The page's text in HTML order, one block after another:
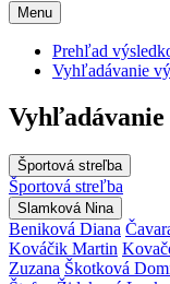
Menu
Prehľad
Vyhľadávanie
Vyhľadávanie
Športová streľba
Športová streľba
Slamková Nina
Beniková Diana
Kováčik Martin
Zuzana Škotková